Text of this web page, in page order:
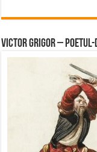
Victor Grigor –